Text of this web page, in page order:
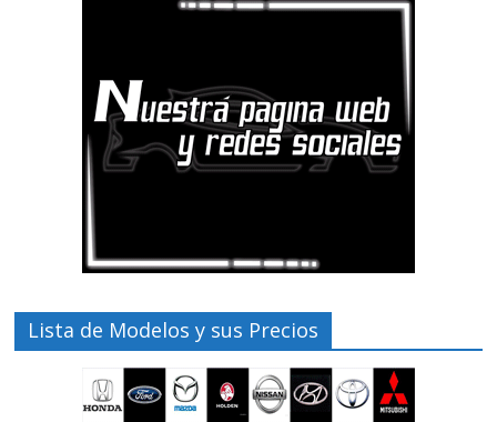
Lista de Modelos y sus Precios